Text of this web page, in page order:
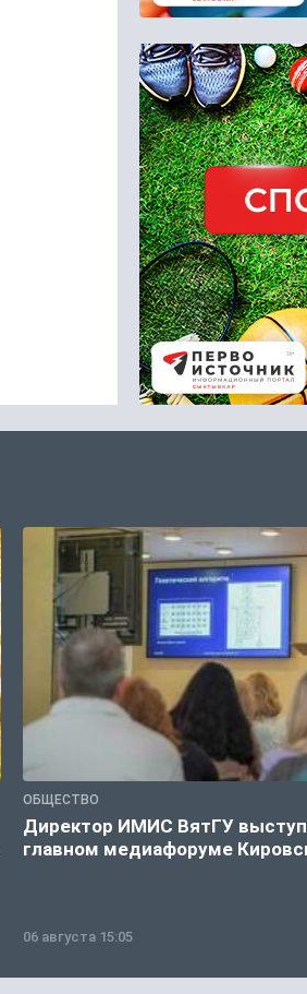
ОБЩЕСТВО
Директор ИМИС ВятГУ
главном медиафоруме
06 августа 15:05